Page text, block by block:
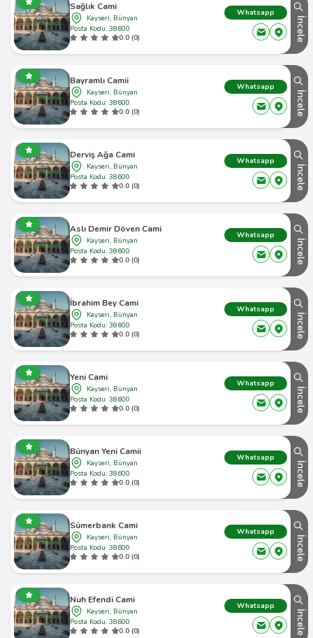
Sağlık Cami
Kayseri, Bünyan
Posta Kodu: 38600
0.0 (0)
Whatsapp
İncele
Bayramlı Camii
Kayseri, Bünyan
Posta Kodu: 38600
0.0 (0)
Whatsapp
İncele
Derviş Ağa Cami
Kayseri, Bünyan
Posta Kodu: 38600
0.0 (0)
Whatsapp
İncele
Aslı Demir Döven Cami
Kayseri, Bünyan
Posta Kodu: 38600
0.0 (0)
Whatsapp
İncele
İbrahim Bey Cami
Kayseri, Bünyan
Posta Kodu: 38600
0.0 (0)
Whatsapp
İncele
Yeni Cami
Kayseri, Bünyan
Posta Kodu: 38600
0.0 (0)
Whatsapp
İncele
Bünyan Yeni Camii
Kayseri, Bünyan
Posta Kodu: 38600
0.0 (0)
Whatsapp
İncele
Sümerbank Cami
Kayseri, Bünyan
Posta Kodu: 38600
0.0 (0)
Whatsapp
İncele
Nuh Efendi Cami
Kayseri, Bünyan
Posta Kodu: 38600
0.0 (0)
Whatsapp
İncele